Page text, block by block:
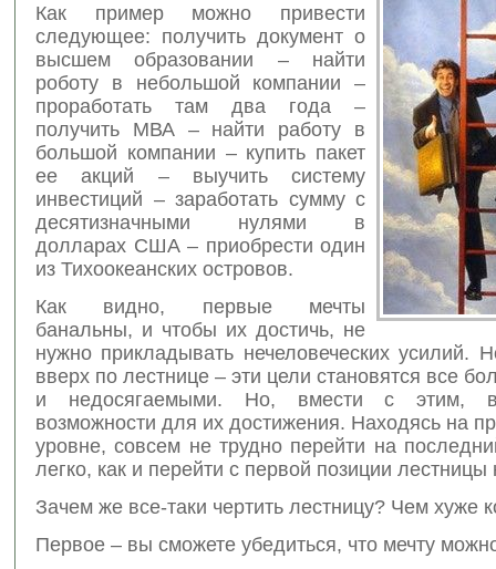
Как пример можно привести
следующее: получить документ о
высшем образовании – найти
роботу в небольшой компании –
проработать там два года –
получить МВА – найти работу в
большой компании – купить пакет
ее акций – выучить систему
инвестиций – заработать сумму с
десятизначными нулями в
долларах США – приобрести один
из Тихоокеанских островов.
Как видно, первые мечты
банальны, и чтобы их достичь, не
нужно прикладывать нечеловеческих усилий.
вверх по лестнице – эти цели становятся все
и недосягаемыми. Но, вмести с этим,
возможности для их достижения. Находясь на
уровне, совсем не трудно перейти на
легко, как и перейти с первой позиции
Зачем же все-таки чертить лестницу? Чем хуже
Первое – вы сможете убедиться, что мечту